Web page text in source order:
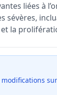
liées à
sévères,
la